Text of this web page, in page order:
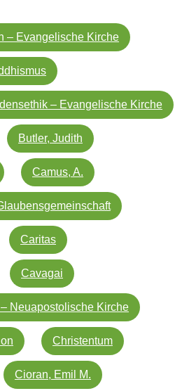
– Evangelische Kirche
– Evangelische Kirche
Butler, Judith
Camus, A.
Caritas
Cavagai
Neuapostolische Kirche
Christentum
Cioran, Emil M.